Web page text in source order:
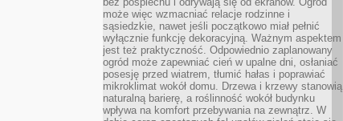
może więc wzmacniać relacje rodzinne i
sąsiedzkie, nawet jeśli początkowo miał pełnić
wyłącznie funkcję dekoracyjną. Ważnym aspektem
jest też praktyczność. Odpowiednio zaplanowany
ogród może zapewniać cień w upalne dni, osłaniać
posesję przed wiatrem, tłumić hałas i poprawiać
mikroklimat wokół domu. Drzewa i krzewy stanowią
naturalną barierę, a roślinność wokół budynku
wpływa na komfort przebywania na zewnątrz. W